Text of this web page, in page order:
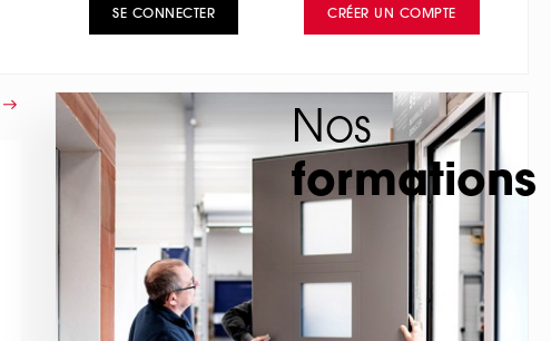
SE CONNECTER CRÉER UN COMPTE
Nos
formations